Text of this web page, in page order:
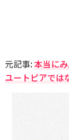
元記事:本当に
ユートピアでは